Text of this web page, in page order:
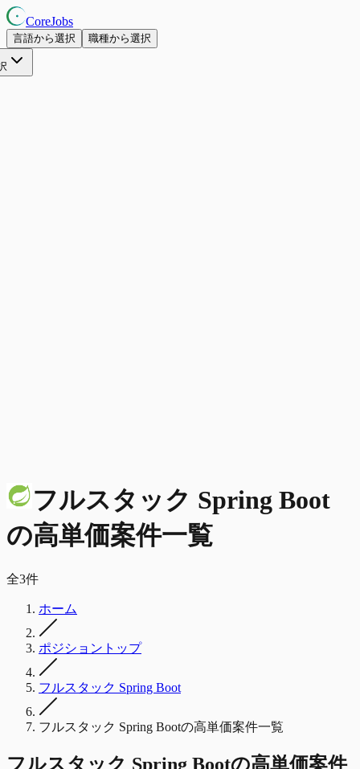
CoreJobs
言語から選択 職種から選択
フルスタック Spring Boot
の高単価案件一覧
全3件
ホーム
ポジショントップ
フルスタック Spring Boot
フルスタック Spring Bootの高単価案件一覧
フルスタック Spring Bootの高単価案件